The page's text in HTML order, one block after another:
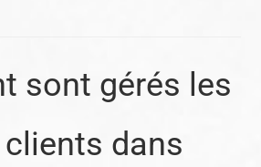
sont gérés les
dans